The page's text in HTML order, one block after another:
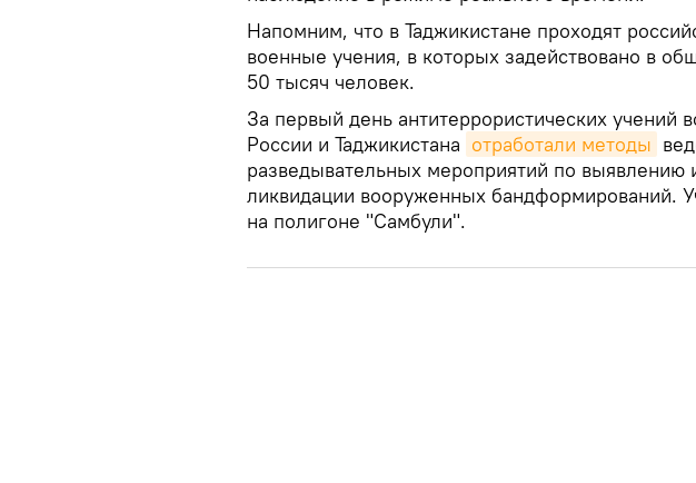
Напомним, что в Таджикистане проходят
военные учения, в которых задействовано в
50 тысяч человек.
За первый день антитеррористических учений
России и Таджикистана отработали методы
разведывательных мероприятий по
ликвидации вооруженных бандформирований.
на полигоне "Самбули".